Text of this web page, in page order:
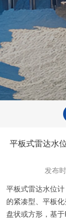
平板式雷达水
发布
平板式雷达水位
的紧凑型、平板
盘状或方形，基